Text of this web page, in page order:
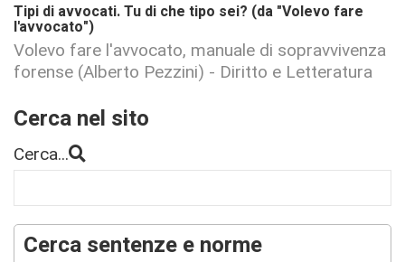
Tipi di avvocati. Tu di che tipo sei? (da "Volevo fare
l'avvocato")
Volevo fare l'avvocato, manuale di sopravvivenza
forense (Alberto Pezzini) - Diritto e Letteratura
Cerca nel sito
Cerca...
Cerca sentenze e norme